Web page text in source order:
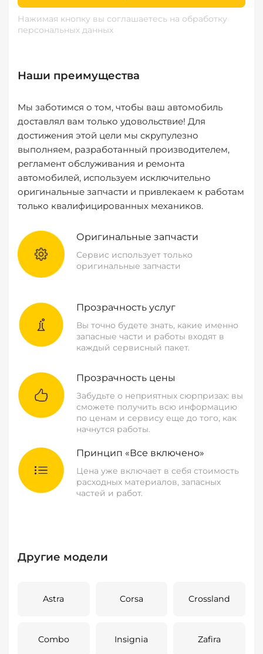
Нажимая кнопку вы соглашаетесь на обработку
персональных данных
Наши преимущества
Мы заботимся о том, чтобы ваш автомобиль
доставлял вам только удовольствие! Для
достижения этой цели мы скрупулезно
выполняем, разработанный производителем,
регламент обслуживания и ремонта
автомобилей, используем исключительно
оригинальные запчасти и привлекаем к работам
только квалифицированных механиков.
Оригинальные запчасти
Сервис использует только
оригинальные запчасти
Прозрачность услуг
Вы точно будете знать, какие именно
запасные части и работы входят в
каждый сервисный пакет.
Прозрачность цены
Забудьте о неприятных сюрпризах: вы
сможете получить всю информацию
по ценам и сервису еще до того, как
начнутся работы.
Принцип «Все включено»
Цена уже включает в себя стоимость
расходных материалов, запасных
частей и работ.
Другие модели
Astra Corsa Crossland
Combo Insignia Zafira